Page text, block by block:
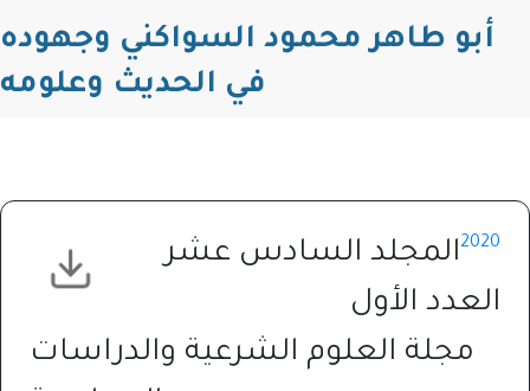
أبو طاهر محمود السواكني وجهوده
في الحديث وعلومه
2020المجلد السادس عشر
العدد الأول
مجلة العلوم الشرعية والدراسات